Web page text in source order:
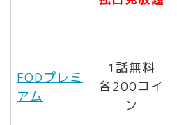
FODプレミ
アム
1話無料
各200コイ
ン